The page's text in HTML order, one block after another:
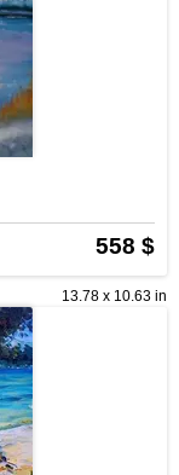
558 $
13.78 x 10.63 in